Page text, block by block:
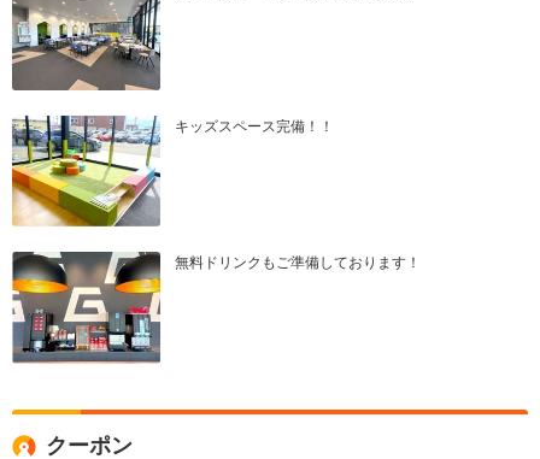
キッズスペース完備！！
無料ドリンクもご準備しております！
クーポン